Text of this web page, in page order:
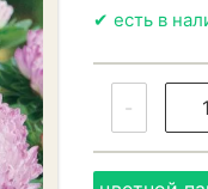
✔ есть в
-